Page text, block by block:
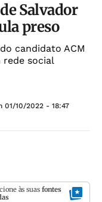
Salvador
preso
candidato ACM
rede social
01/10/2022 - 18:47
às suas fontes